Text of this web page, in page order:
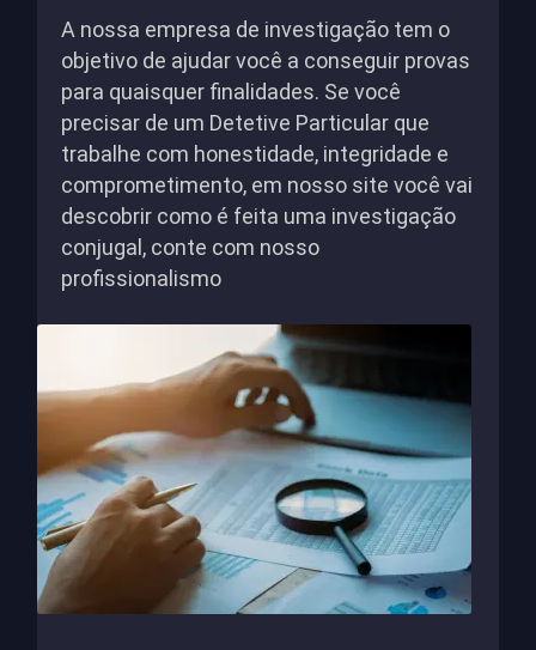
A nossa empresa de investigação tem o
objetivo de ajudar você a conseguir provas
para quaisquer finalidades. Se você
precisar de um Detetive Particular que
trabalhe com honestidade, integridade e
comprometimento, em nosso site você vai
descobrir como é feita uma investigação
conjugal, conte com nosso
profissionalismo